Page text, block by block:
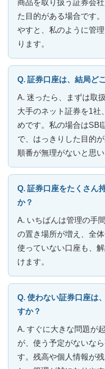
商品を取り扱う証券会
た目的がある場合です
やすと、私のように管
ります。
Q. 証券口座は、結局ど
A. 迷ったら、まずは取
大手のネット証券を1社
めです。私の場合はSBI
で、はっきりした目的
順番が無理がないと思い
Q. 証券口座をたくさん
か？
A. いちばんは管理の手
の置き場所が増え、全
使っていない口座も、
けます。
Q. 使わない証券口座は
すか？
A. すぐに大きな問題が
が、使う予定がないな
す。残高や個人情報が